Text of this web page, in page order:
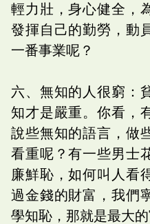
輕力壯，身心健全，
發揮自己的勤勞，動
一番事業呢？
六、無知的人很窮：
知才是嚴重。你看，
說些無知的語言，做
看重呢？有一些男士
廉鮮恥，如何叫人看
過金錢的財富，我們
學知恥，那就是最大的